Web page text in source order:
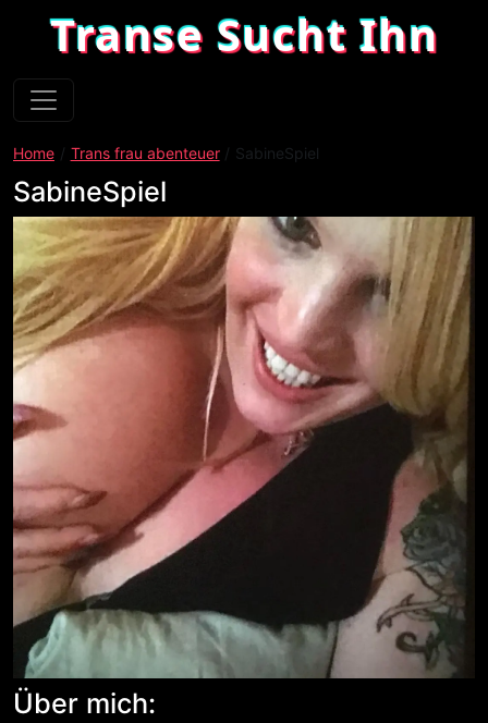
Transe Sucht Ihn
Home Trans frau abenteuer SabineSpiel
SabineSpiel
Über mich: